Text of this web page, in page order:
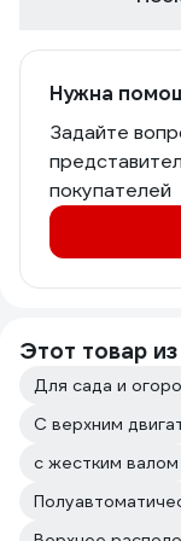
Нужна
Задайте
покупателей
Этот товар
Для сада и
С верхним
с жестким валом